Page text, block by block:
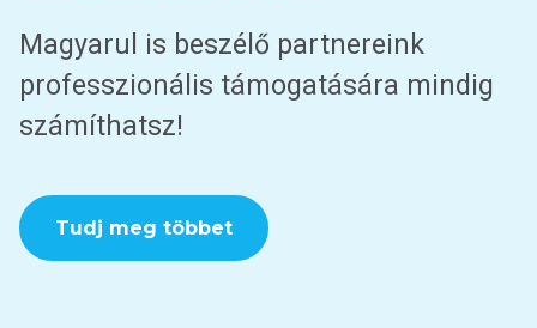
Magyarul is beszélő partnereink
professzionális támogatására mindig
számíthatsz!
Tudj meg többet